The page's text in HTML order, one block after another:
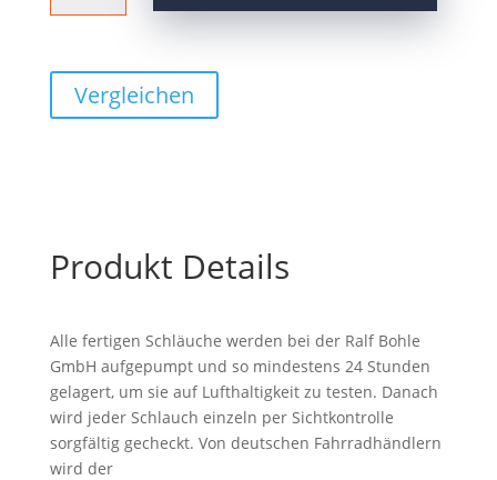
"Nr.
Menge
Vergleichen
Produkt Details
Alle fertigen Schläuche werden bei der Ralf Bohle
GmbH aufgepumpt und so mindestens 24 Stunden
gelagert, um sie auf Lufthaltigkeit zu testen. Danach
wird jeder Schlauch einzeln per Sichtkontrolle
sorgfältig gecheckt. Von deutschen Fahrradhändlern
wird der